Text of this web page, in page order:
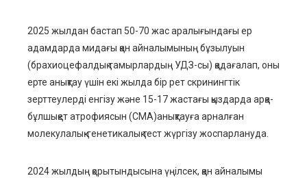
2025 жылдан бастап 50-70 жас аралығындағы ер
адамдардамидағы қан айналымының бұзылуын
(брахиоцефалдық тамырлардың УДЗ-сы) қадағалап, оны
ерте анықтау үшін екі жылдабір рет скринингтік
зерттеулерді енгізужәне 15-17 жастағы қыздардаарқа-
бұлшықет атрофиясын (СМА)анықтауға арналған
молекулалық-генетикалық тест жүргізу жоспарлануда.
2024 жылдың қорытындысына үңілсек, қан айналымы